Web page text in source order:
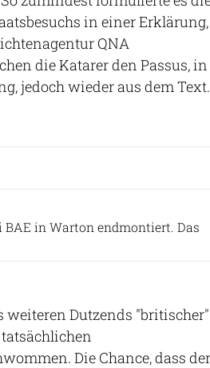
in einer Erklärung,
QNA
die Katarer den Passus, in
jedoch wieder aus dem Text.
in Warton endmontiert. Das
weiteren Dutzends "britischer"
Die Chance, dass der